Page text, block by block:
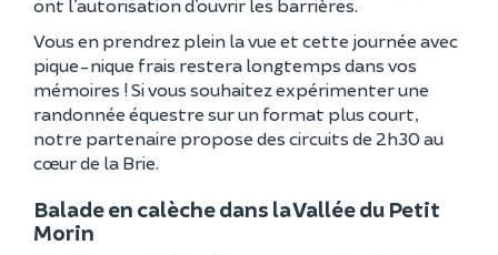
ont l’autorisation d’ouvrir les barrières.
Vous en prendrez plein la vue et cette journée avec
pique-nique frais restera longtemps dans vos
mémoires ! Si vous souhaitez expérimenter une
randonnée équestre sur un format plus court,
notre partenaire propose des circuits de 2h30 au
cœur de la Brie.
Balade en calèche dans la Vallée du Petit
Morin